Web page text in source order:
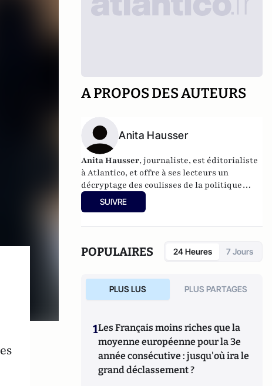
A PROPOS DES AUTEURS
Anita Hausser
Anita Hausser, journaliste, est éditorialiste
à Atlantico, et offre à ses lecteurs un
décryptage des coulisses de la politique
française et internationale. Elle a
notamment publié
députée, un homme comme les autres ?
(2014) etBruno Le Maire, l'Affranchi
SUIVRE
POPULAIRES 24 Heures 7 Jours
PLUS LUS PLUS PARTAGES
1Les Français moins riches que la
moyenne européenne pour la 3e
année consécutive : jusqu'où ira le
grand déclassement ?